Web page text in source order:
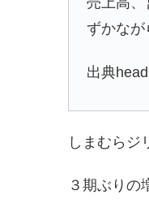
ずかなが
出典
しまむらジ
３期ぶりの